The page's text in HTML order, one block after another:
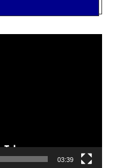
03:39